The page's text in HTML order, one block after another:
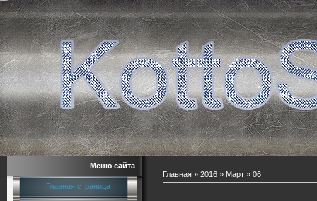
Меню сайта
Главная страница
Главная » 2016 » Март » 06